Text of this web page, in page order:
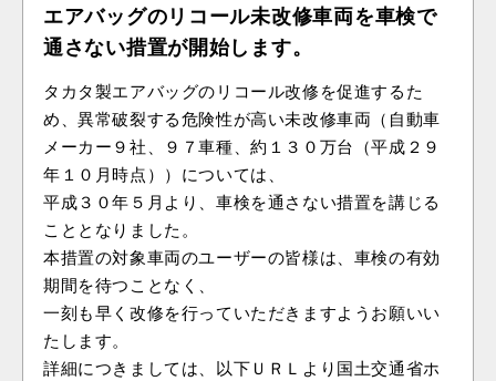
エアバッグのリコール未改修車両を車検で
通さない措置が開始します。
タカタ製エアバッグのリコール改修を促進するた
め、異常破裂する危険性が高い未改修車両（自動車
メーカー９社、９７車種、約１３０万台（平成２９
年１０月時点））については、
平成３０年５月より、車検を通さない措置を講じる
こととなりました。
本措置の対象車両のユーザーの皆様は、車検の有効
期間を待つことなく、
一刻も早く改修を行っていただきますようお願いい
たします。
詳細につきましては、以下ＵＲＬより国土交通省ホ
オイル交換
オイル交換